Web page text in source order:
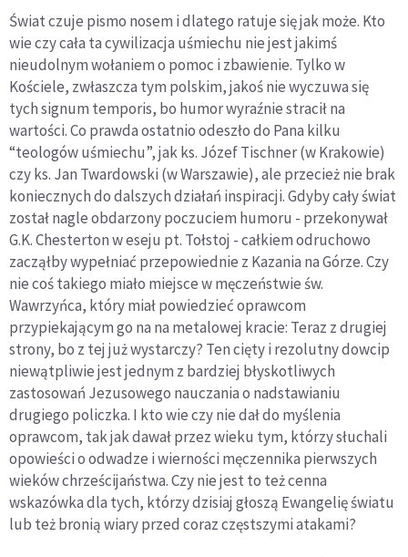
Świat czuje pismo nosem i dlatego ratuje się jak może. Kto
wie czy cała ta cywilizacja uśmiechu nie jest jakimś
nieudolnym wołaniem o pomoc i zbawienie. Tylko w
Kościele, zwłaszcza tym polskim, jakoś nie wyczuwa się
tych signum temporis, bo humor wyraźnie stracił na
wartości. Co prawda ostatnio odeszło do Pana kilku
“teologów uśmiechu”, jak ks. Józef Tischner (w Krakowie)
czy ks. Jan Twardowski (w Warszawie), ale przecież nie brak
koniecznych do dalszych działań inspiracji. Gdyby cały świat
został nagle obdarzony poczuciem humoru - przekonywał
G.K. Chesterton w eseju pt. Tołstoj - całkiem odruchowo
zacząłby wypełniać przepowiednie z Kazania na Górze. Czy
nie coś takiego miało miejsce w męczeństwie św.
Wawrzyńca, który miał powiedzieć oprawcom
przypiekającym go na na metalowej kracie: Teraz z drugiej
strony, bo z tej już wystarczy? Ten cięty i rezolutny dowcip
niewątpliwie jest jednym z bardziej błyskotliwych
zastosowań Jezusowego nauczania o nadstawianiu
drugiego policzka. I kto wie czy nie dał do myślenia
oprawcom, tak jak dawał przez wieku tym, którzy słuchali
opowieści o odwadze i wierności męczennika pierwszych
wieków chrześcijaństwa. Czy nie jest to też cenna
wskazówka dla tych, którzy dzisiaj głoszą Ewangelię światu
lub też bronią wiary przed coraz częstszymi atakami?